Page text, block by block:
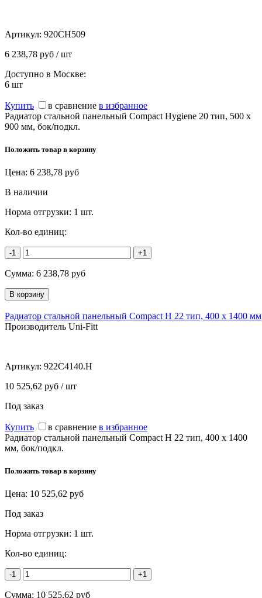
Артикул: 920CH509
6 238,78 руб / шт
Доступно в Москве:
6 шт
Купить в сравнение в избранное
Радиатор стальной панельный Compact Hygiene 20 тип, 500 х
900 мм, бок/подкл.
Положить товар в корзину
Цена: 6 238,78 руб
В наличии
Норма отгрузки: 1 шт.
Кол-во единиц:
-1 +1
Сумма: 6 238,78 руб
Радиатор стальной панельный Compact H 22 тип, 400 х 1400 мм
Производитель Uni-Fitt
Артикул: 922C4140.H
10 525,62 руб / шт
Под заказ
Купить в сравнение в избранное
Радиатор стальной панельный Compact H 22 тип, 400 х 1400
мм, бок/подкл.
Положить товар в корзину
Цена: 10 525,62 руб
Под заказ
Норма отгрузки: 1 шт.
Кол-во единиц:
-1 +1
Сумма: 10 525,62 руб